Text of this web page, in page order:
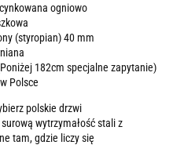
ogniowo
(styropian) 40 mm
182cm specjalne zapytanie)
Polsce
polskie drzwi
wytrzymałość stali z
tam, gdzie liczy się